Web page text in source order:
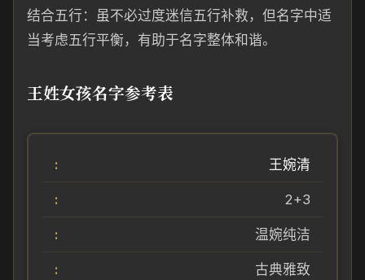
结合五行：虽不必过度迷信五行补救，但名字中适
当考虑五行平衡，有助于名字整体和谐。
王姓女孩名字参考表
王婉清
2+3
温婉纯洁
古典雅致